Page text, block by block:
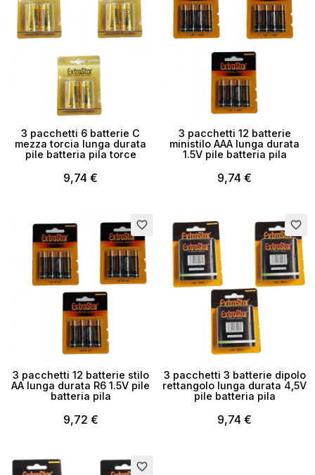
3 pacchetti 6 batterie C
mezza torcia lunga durata
pile batteria pila torce
9,74 €
3 pacchetti 12 batterie
ministilo AAA lunga durata
1.5V pile batteria pila
9,74 €
favorite_border
3 pacchetti 12 batterie stilo
AA lunga durata R6 1.5V pile
batteria pila
9,72 €
favorite_border
3 pacchetti 3 batterie dipolo
rettangolo lunga durata 4,5V
pile batteria pila
9,74 €
favorite_border